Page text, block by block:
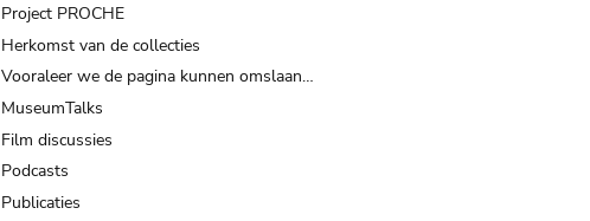
Project PROCHE
Herkomst van de collecties
Vooraleer we de pagina kunnen omslaan…
MuseumTalks
Film discussies
Podcasts
Publicaties